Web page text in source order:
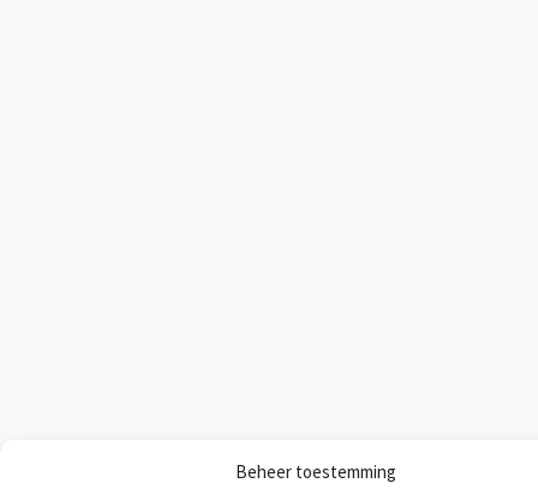
Beheer toestemming